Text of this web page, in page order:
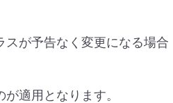
が予告なく変更になる場合
適用となります。